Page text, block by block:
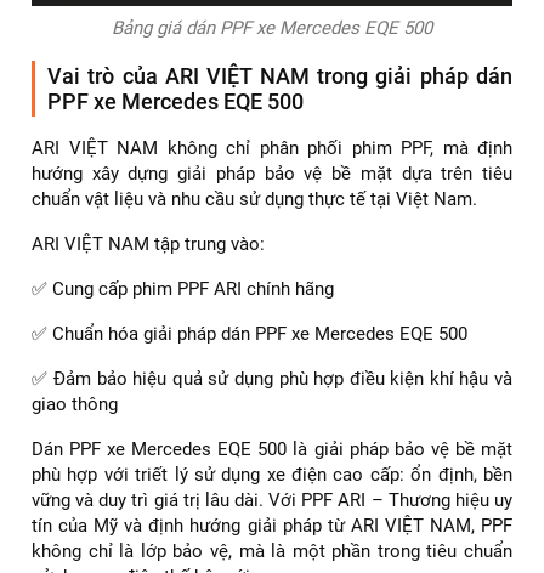
Bảng giá dán PPF xe Mercedes EQE 500
Vai trò của ARI VIỆT NAM trong giải pháp dán
PPF xe Mercedes EQE 500
ARI VIỆT NAM không chỉ phân phối phim PPF, mà định
hướng xây dựng giải pháp bảo vệ bề mặt dựa trên tiêu
chuẩn vật liệu và nhu cầu sử dụng thực tế tại Việt Nam.
ARI VIỆT NAM tập trung vào:
✅ Cung cấp phim PPF ARI chính hãng
✅ Chuẩn hóa giải pháp dán PPF xe Mercedes EQE 500
✅ Đảm bảo hiệu quả sử dụng phù hợp điều kiện khí hậu và
giao thông
Dán PPF xe Mercedes EQE 500 là giải pháp bảo vệ bề mặt
phù hợp với triết lý sử dụng xe điện cao cấp: ổn định, bền
vững và duy trì giá trị lâu dài. Với PPF ARI – Thương hiệu uy
tín của Mỹ và định hướng giải pháp từ ARI VIỆT NAM, PPF
không chỉ là lớp bảo vệ, mà là một phần trong tiêu chuẩn